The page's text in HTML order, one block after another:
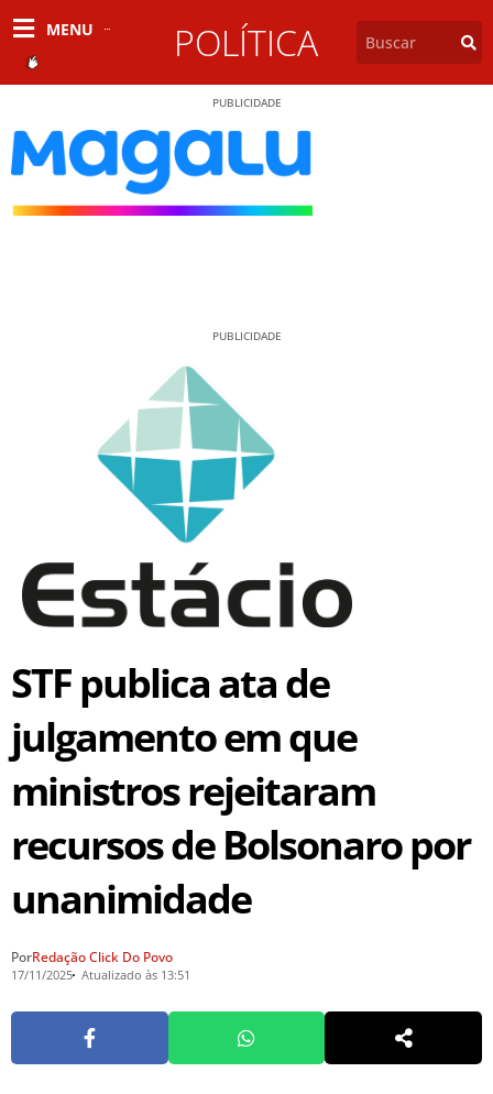
MENU POLÍTICA
PUBLICIDADE
PUBLICIDADE
STF publica ata de
julgamento em que
ministros rejeitaram
recursos de Bolsonaro por
unanimidade
PorRedação Click Do Povo
17/11/2025 Atualizado às 13:51